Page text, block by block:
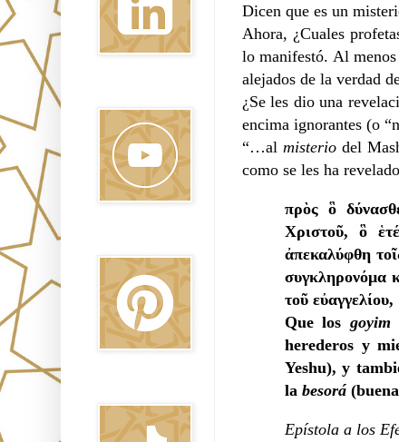
Dicen que es un
Ahora, ¿Cuales
lo manifestó. Al
alejados de la verdad
¿Se les dio una
encima ignorantes (o
“…al misterio del
como se les ha
πρὸς ὃ
Χριστοῦ, ὃ
ἀπεκαλύφθη
συγκληρονόμα
τοῦ εὐαγγελίου,
Que los goyim
herederos y
Yeshu), y
labesorá
Epístola a los